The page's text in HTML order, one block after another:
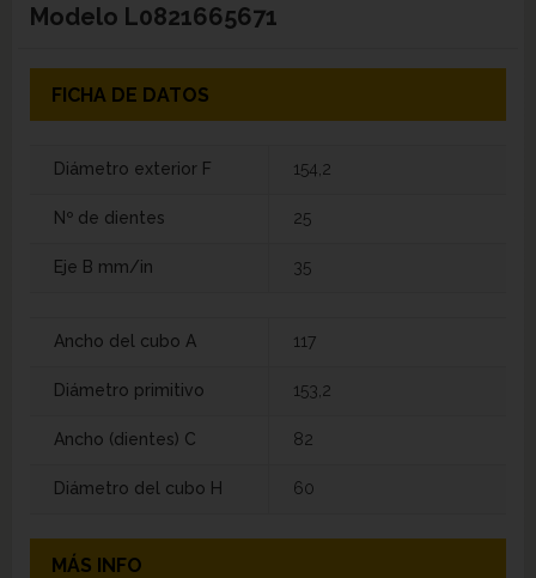
Modelo L0821665671
FICHA DE DATOS
Diámetro exterior F 154,2
Nº de dientes 25
Eje B mm/in 35
Ancho del cubo A 117
Diámetro primitivo 153,2
Ancho (dientes) C 82
Diámetro del cubo H 60
MÁS INFO